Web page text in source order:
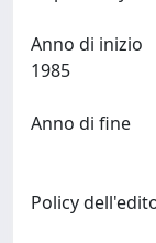
Anno di inizio
Anno di fine
Policy